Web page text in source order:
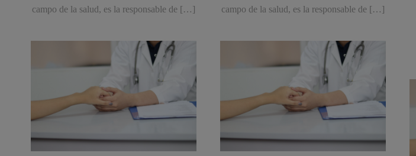
campo de la salud, es la responsable de […]
campo de la salud, es la responsable de […]